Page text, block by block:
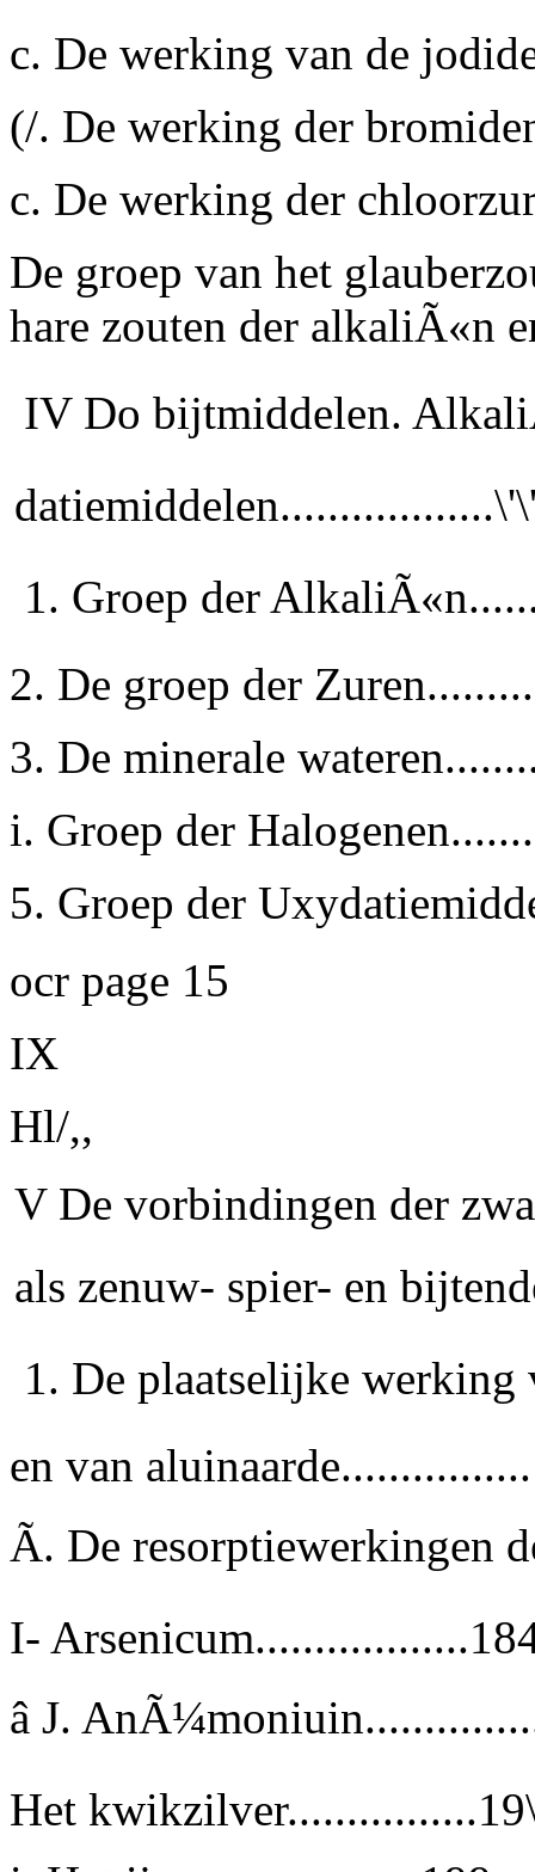
c. De werking van de
(/. De werking der
c. De werking der
De groep van het
hare zouten der alkaliÃ«n
IV Do bijtmiddelen.
1. Groep der
2. De groep der
3. De minerale
i. Groep der
5. Groep der
ocr page 15
IX
Hl/,,
V De vorbindingen der
als zenuw- spier- en
1. De plaatselijke werking
en van
Ã. De resorptiewerkingen
I-
â J.
Het